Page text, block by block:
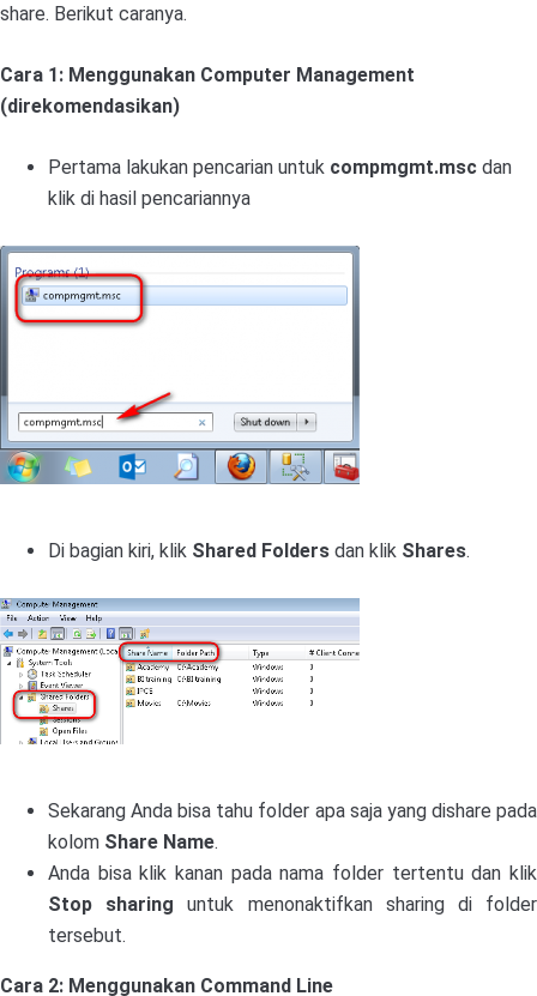
share. Berikut caranya.
Cara 1: Menggunakan Computer Management
(direkomendasikan)
Pertama lakukan pencarian untuk compmgmt.msc dan
klik di hasil pencariannya
Di bagian kiri, klik Shared Folders dan klik Shares.
Sekarang Anda bisa tahu folder apa saja yang dishare pada
kolom Share Name.
Anda bisa klik kanan pada nama folder tertentu dan klik
Stop sharing untuk menonaktifkan sharing di folder
tersebut.
Cara 2: Menggunakan Command Line